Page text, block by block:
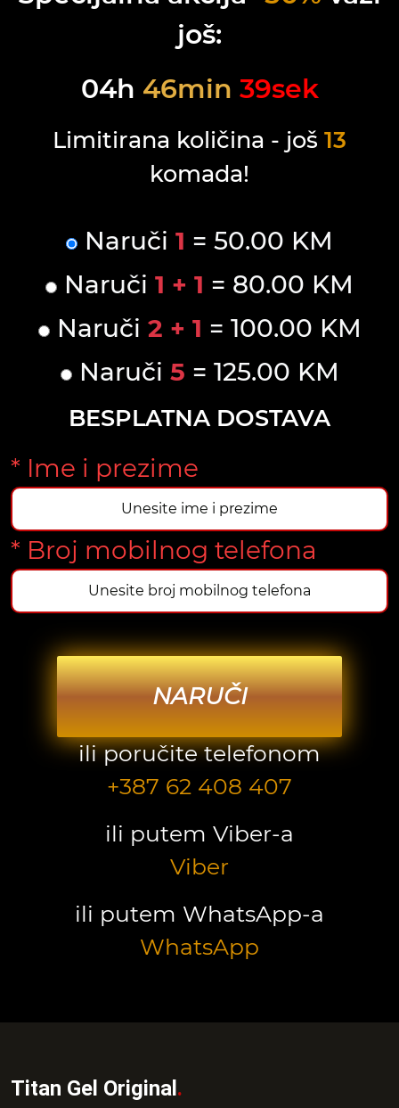
još:
04h 46min 39sek
Limitirana količina - još 13
komada!
Naruči 1 = 50.00 KM
Naruči 1 + 1 = 80.00 KM
Naruči 2 + 1 = 100.00 KM
Naruči 5 = 125.00 KM
BESPLATNA DOSTAVA
* Ime i prezime
* Broj mobilnog telefona
NARUČI
ili poručite telefonom
+387 62 408 407
ili putem Viber-a
Viber
ili putem WhatsApp-a
WhatsApp
Titan Gel Original.